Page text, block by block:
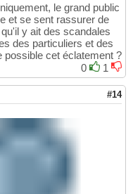
le grand public
et se sent rassurer de
y ait des scandales
des particuliers et des
cet éclatement ?
0
1
#14